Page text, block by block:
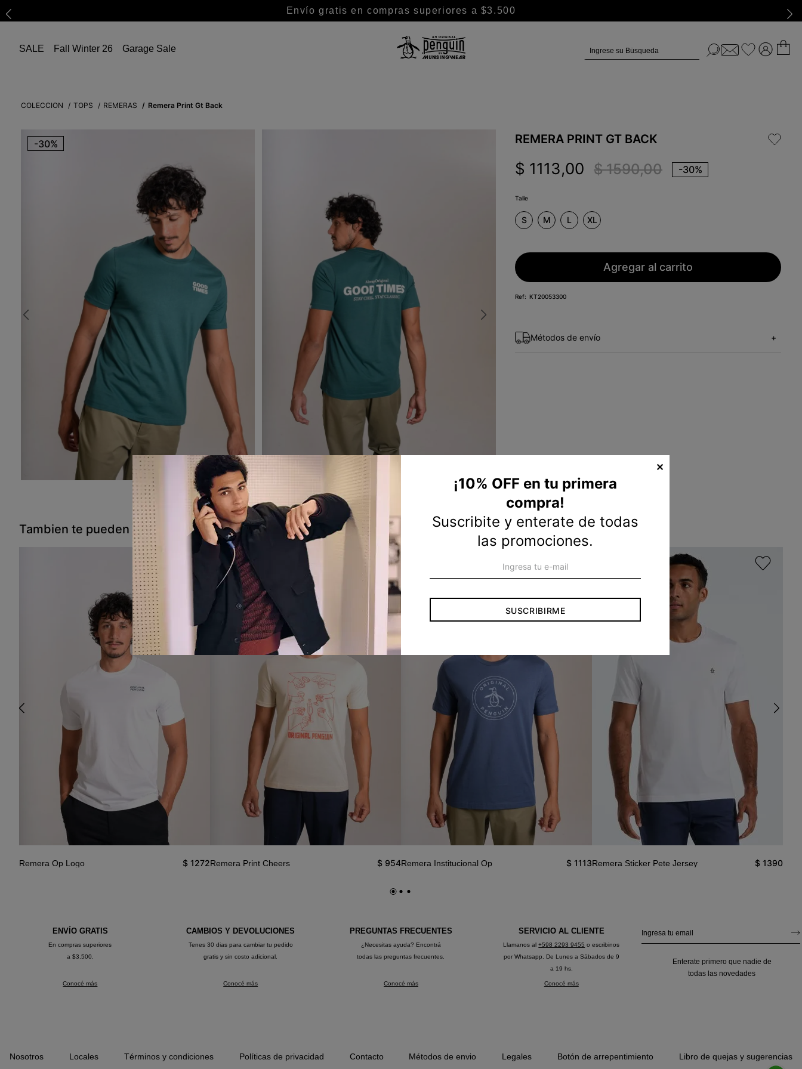
Envío gratis en compras superiores a $3.500
SALE Fall Winter 26 Garage Sale
COLECCION TOPS REMERAS Remera Print Gt Back
-30% REMERA PRINT GT BACK
$ 1113,00 $ 1590,00 -30%
Talle
S M L XL
Agregar al carrito
KT20053300
Métodos de envío +
Tambien te pueden interesar
Remera Op Logo $ 1272Remera Print Cheers $ 954Remera Institucional Op $ 1113Remera Sticker Pete Jersey $ 1390
ENVÍO GRATIS
En compras superiores
a $3.500.
Conocé más
CAMBIOS Y DEVOLUCIONES
Tenes 30 dias para cambiar tu pedido
gratis y sin costo adicional.
Conocé más
PREGUNTAS FRECUENTES
¿Necesitas ayuda? Encontrá
todas las preguntas frecuentes.
Conocé más
SERVICIO AL CLIENTE
Llamanos al+598 2293 9455 o escribinos
por Whatsapp. De Lunes a Sábados de 9
a 19 hs.
Conocé más
Enterate primero que nadie de
todas las novedades
Nosotros Locales Términos y condiciones Políticas de privacidad Contacto Métodos de envio Legales Botón de arrepentimiento Libro de quejas y sugerencias
¡10% OFF en tu primera
compra!
Suscribite y enterate de todas
las promociones.
SUSCRIBIRME
✕
6. pantalon
7. chaleco
8. polo
9.
campera